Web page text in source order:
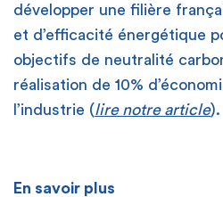
développer une filière
et d’efficacité énergétique
objectifs de neutralité
réalisation de 10%
l’industrie (lire notre article).
En savoir plus